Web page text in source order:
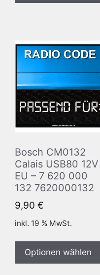
Bosch CM0132
Calais USB80 12V
EU – 7 620 000
132 7620000132
9,90 €
inkl. 19 % MwSt.
Optionen wählen